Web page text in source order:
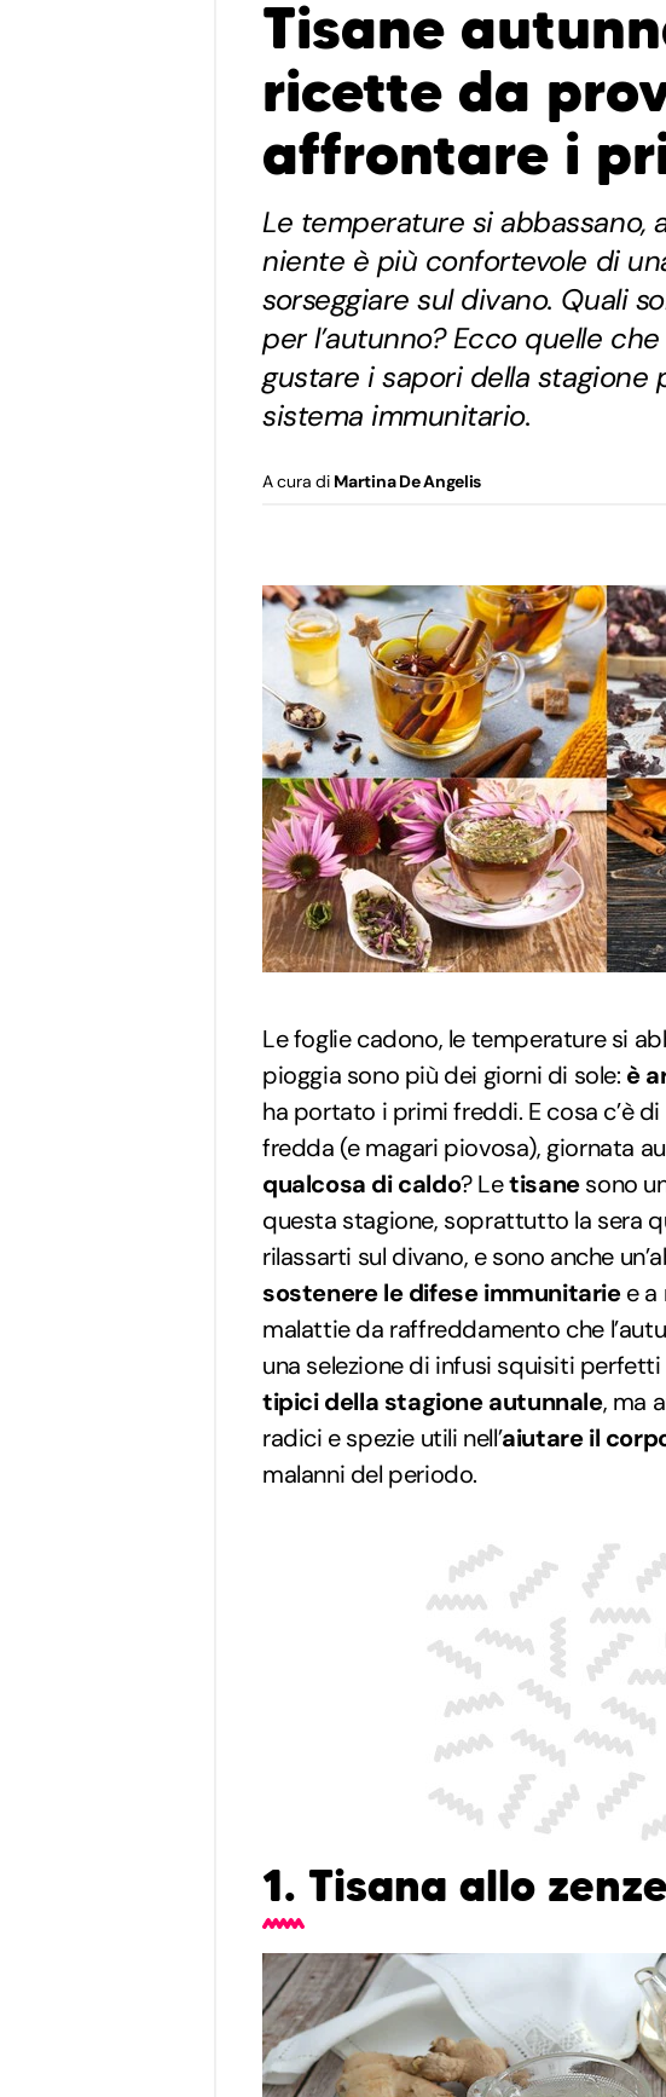
Tisane
ricette da
affrontare i
Le temperature si abbassano,
niente è più confortevole di
sorseggiare sul divano. Quali
per l’autunno? Ecco quelle
gustare i sapori della
sistema immunitario.
A cura di Martina De Angelis
Le foglie cadono, le temperature si
pioggia sono più dei giorni di sole: è
ha portato i primi freddi. E cosa c’è
fredda (e magari piovosa), giornata
qualcosa di caldo? Letisanesono
questa stagione, soprattutto la sera
rilassarti sul divano, e sono anche
sostenere le difese immunitariee a
malattie da raffreddamento che
una selezione di infusi squisiti
tipici della stagione autunnale, ma
radici e spezie utili nell’aiutare il
malanni del periodo.
1. Tisana allo